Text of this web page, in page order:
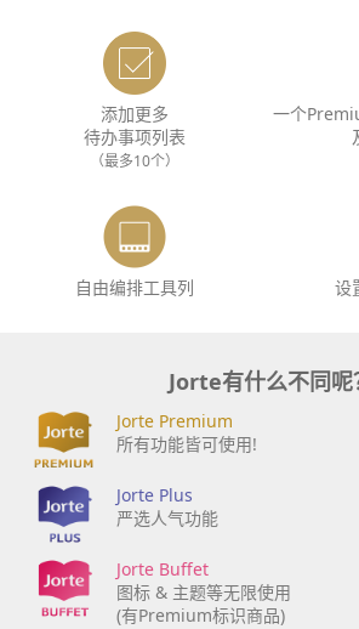
添加更多
待办事项列表
（最多10个）
一个
自由编排工具列 设
Jorte有什么不同呢
Jorte Premium
所有功能皆可使用!
Jorte Plus
严选人气功能
Jorte Buffet
图标 & 主题等无限使用
(有Premium标识商品)